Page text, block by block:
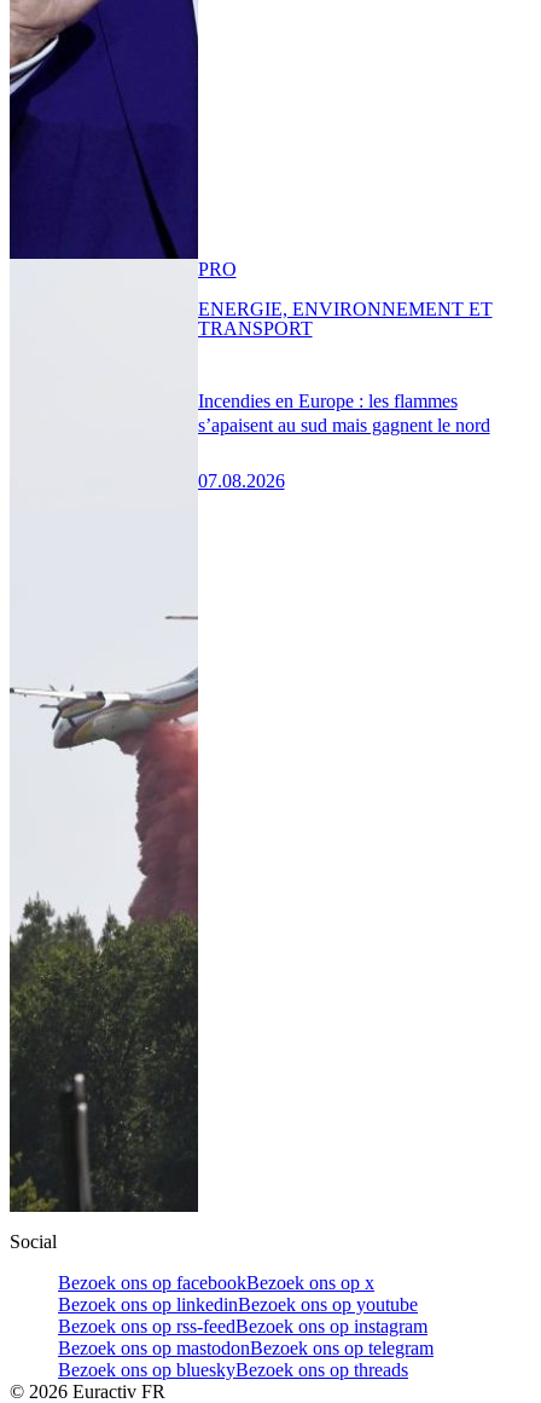
Incendies en Europe : les flammes
s’apaisent au sud mais gagnent le nord
07.08.2026
PRO
ENERGIE, ENVIRONNEMENT ET
TRANSPORT
Social
Bezoek ons op facebookBezoek ons op x
Bezoek ons op linkedinBezoek ons op youtube
Bezoek ons op rss-feedBezoek ons op instagram
Bezoek ons op mastodonBezoek ons op telegram
Bezoek ons op blueskyBezoek ons op threads
© 2026 Euractiv FR